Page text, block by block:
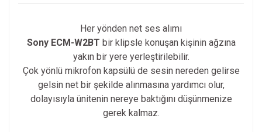
Her yönden net ses alımı
Sony ECM-W2BT bir klipsle konuşan kişinin ağzına
yakın bir yere yerleştirilebilir.
Çok yönlü mikrofon kapsülü de sesin nereden gelirse
gelsin net bir şekilde alınmasına yardımcı olur,
dolayısıyla ünitenin nereye baktığını düşünmenize
gerek kalmaz.